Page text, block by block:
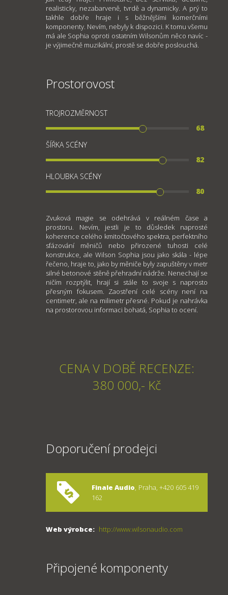
realisticky, nezabarveně, tvrdě a dynamicky. A prý to
takhle dobře hraje i s běžnějšími komerčními
komponenty. Nevím, nebyly k dispozici. K tomu všemu
má ale Sophia oproti ostatním Wilsonům něco navíc -
je výjimečně muzikální, prostě se dobře poslouchá.
Prostorovost
TROJROZMĚRNOST
68
ŠÍŘKA SCÉNY
82
HLOUBKA SCÉNY
80
Zvuková magie se odehrává v reálném čase a
prostoru. Nevím, jestli je to důsledek naprosté
koherence celého kmitočtového spektra, perfektního
sfázování měničů nebo přirozené tuhosti celé
konstrukce, ale Wilson Sophia jsou jako skála - lépe
řečeno, hraje to, jako by měniče byly zapuštěny v metr
silné betonové stěně přehradní nádrže. Nenechají se
ničím rozptýlit, hrají si stále to svoje s naprosto
přesným fokusem. Zaostření celé scény není na
centimetr, ale na milimetr přesné. Pokud je nahrávka
na prostorovou informaci bohatá, Sophia to ocení.
CENA V DOBĚ RECENZE:
380 000,- Kč
Doporučení prodejci
Finale Audio, Praha, +420 605 419
162
Web výrobce: http://www.wilsonaudio.com
Připojené komponenty